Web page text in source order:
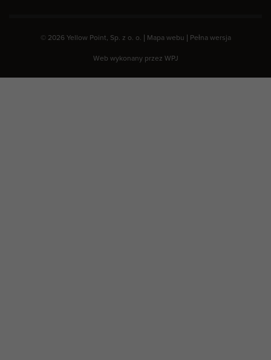
© 2026 Yellow Point, Sp. z o. o. | Mapa webu Pełna wersja
Web wykonany przez WPJ